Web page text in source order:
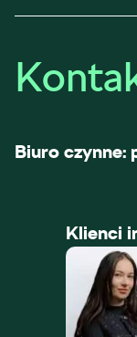
Biuro czynne:
Klienci